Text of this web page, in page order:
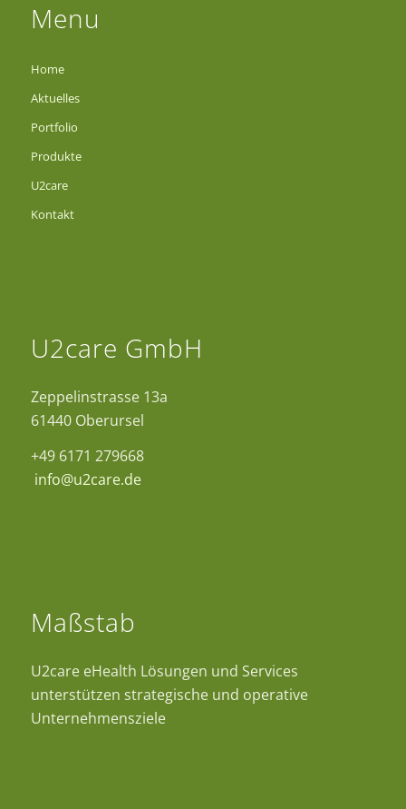
Menu
Home
Aktuelles
Portfolio
Produkte
U2care
Kontakt
U2care GmbH
Zeppelinstrasse 13a
61440 Oberursel
+49 6171 279668
info@u2care.de
Maßstab
U2care eHealth Lösungen und Services
unterstützen strategische und operative
Unternehmensziele